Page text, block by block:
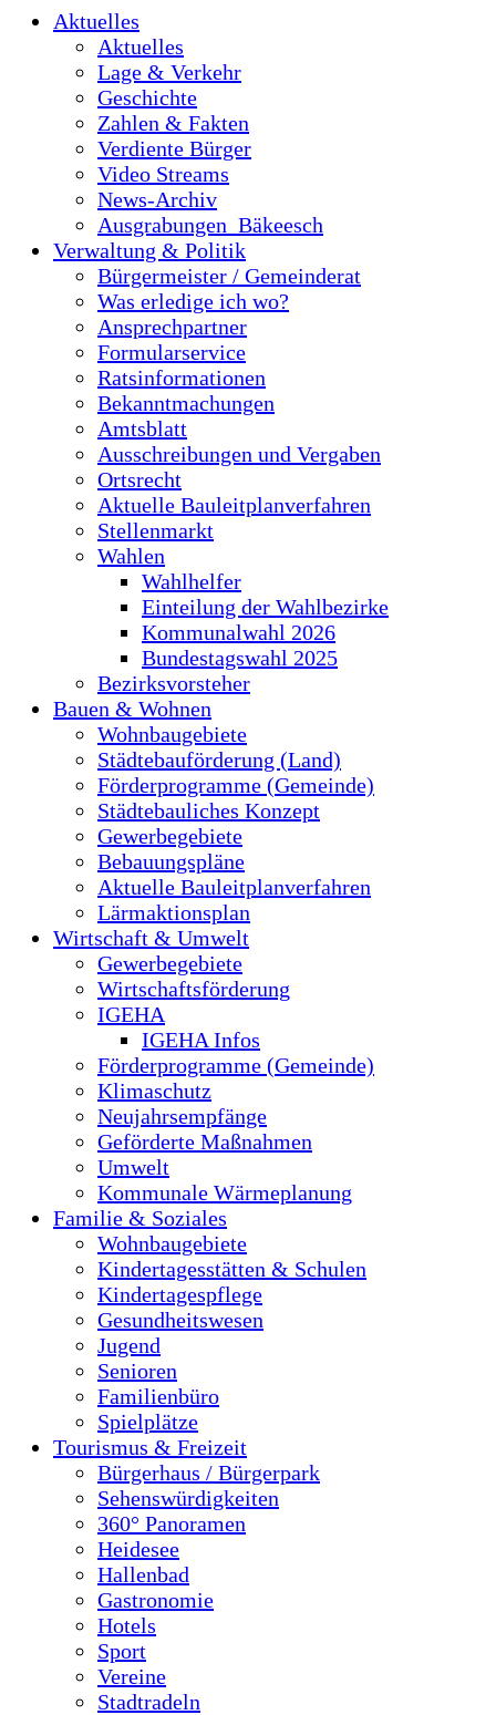
Aktuelles
Aktuelles
Lage & Verkehr
Geschichte
Zahlen & Fakten
Verdiente Bürger
Video Streams
News-Archiv
Ausgrabungen_Bäkeesch
Verwaltung & Politik
Bürgermeister / Gemeinderat
Was erledige ich wo?
Ansprechpartner
Formularservice
Ratsinformationen
Bekanntmachungen
Amtsblatt
Ausschreibungen und Vergaben
Ortsrecht
Aktuelle Bauleitplanverfahren
Stellenmarkt
Wahlen
Wahlhelfer
Einteilung der Wahlbezirke
Kommunalwahl 2026
Bundestagswahl 2025
Bezirksvorsteher
Bauen & Wohnen
Wohnbaugebiete
Städtebauförderung (Land)
Förderprogramme (Gemeinde)
Städtebauliches Konzept
Gewerbegebiete
Bebauungspläne
Aktuelle Bauleitplanverfahren
Lärmaktionsplan
Wirtschaft & Umwelt
Gewerbegebiete
Wirtschaftsförderung
IGEHA
IGEHA Infos
Förderprogramme (Gemeinde)
Klimaschutz
Neujahrsempfänge
Geförderte Maßnahmen
Umwelt
Kommunale Wärmeplanung
Familie & Soziales
Wohnbaugebiete
Kindertagesstätten & Schulen
Kindertagespflege
Gesundheitswesen
Jugend
Senioren
Familienbüro
Spielplätze
Tourismus & Freizeit
Bürgerhaus / Bürgerpark
Sehenswürdigkeiten
360° Panoramen
Heidesee
Hallenbad
Gastronomie
Hotels
Sport
Vereine
Stadtradeln